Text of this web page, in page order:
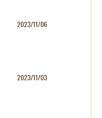
2023/11/06
2023/11/03